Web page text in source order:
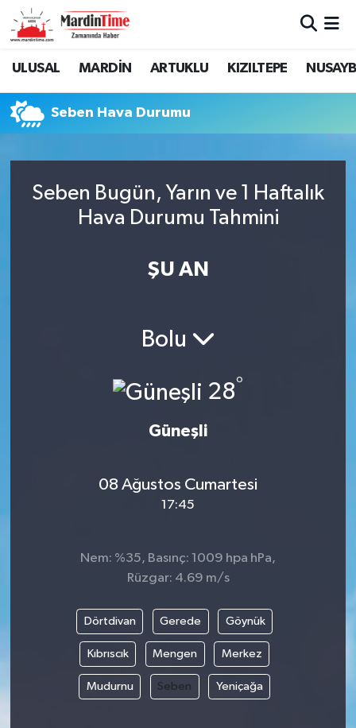
ULUSAL MARDİN ARTUKLU KIZILTEPE
Seben Hava Durumu
Seben Bugün, Yarın ve 1 Haftalık
Hava Durumu Tahmini
ŞU AN
Bolu
28°
Güneşli
08 Ağustos Cumartesi
17:45
Nem: %35, Basınç: 1009 hpa hPa,
Rüzgar: 4.69 m/s
Dörtdivan Gerede Göynük
Kıbrıscık Mengen Merkez
Mudurnu Seben Yeniçağa
Mardin Nöbetçi Eczaneler
Mardin Trafik Yoğunluk Haritası
Süper Lig Puan Durumu ve Fikstür